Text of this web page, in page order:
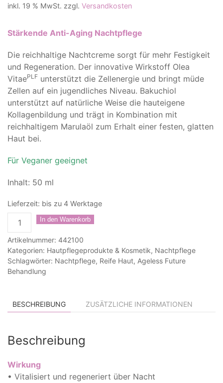
inkl. 19 % MwSt. zzgl. Versandkosten
Stärkende Anti-Aging Nachtpflege
Die reichhaltige Nachtcreme sorgt für mehr Festigkeit
und Regeneration. Der innovative Wirkstoff Olea
VitaePLF unterstützt die Zellenergie und bringt müde
Zellen auf ein jugendliches Niveau. Bakuchiol
unterstützt auf natürliche Weise die hauteigene
Kollagenbildung und trägt in Kombination mit
reichhaltigem Marulaöl zum Erhalt einer festen, glatten
Haut bei.
Für Veganer geeignet
Inhalt: 50 ml
Lieferzeit: bis zu 4 Werktage
Ageless
FutureNight
Cream
Menge
In den Warenkorb
Artikelnummer: 442100
Kategorien: Hautpflegeprodukte & Kosmetik, Nachtpflege
Schlagwörter: Nachtpflege, Reife Haut, Ageless Future
Behandlung
BESCHREIBUNG ZUSÄTZLICHE INFORMATIONEN
Beschreibung
Wirkung
• Vitalisiert und regeneriert über Nacht